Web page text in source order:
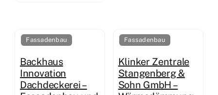
Fassadenbau
Backhaus
Innovation
Dachdeckerei –
Fassadenbau
Klinker Zentrale
Stangenberg &
Sohn GmbH –